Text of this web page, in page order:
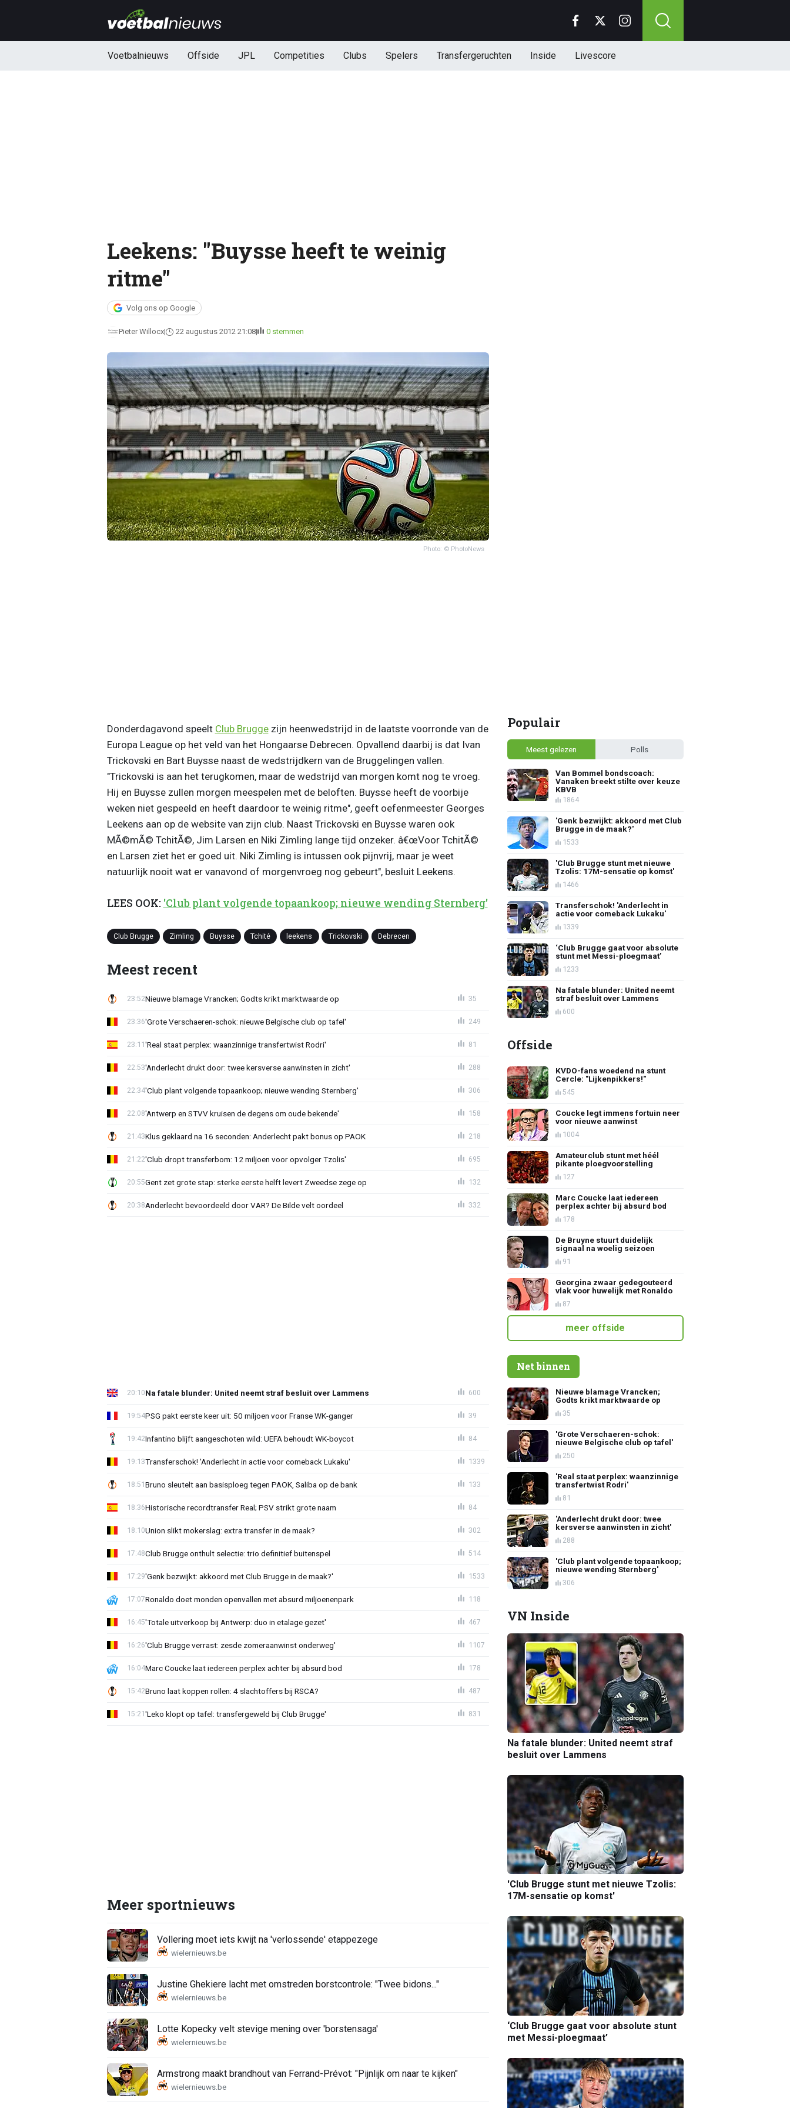
Voetbalnieuws Offside JPL Competities Clubs Spelers Transfergeruchten Inside Livescore
Leekens: "Buysse heeft te weinig
ritme"
Volg ons op Google
Pieter Willocx 22 augustus 2012 21:08 0 stemmen
Photo: © PhotoNews
Donderdagavond speelt Club Bruggezijn heenwedstrijd in de laatste voorronde van de
Europa League op het veld van het Hongaarse Debrecen. Opvallend daarbij is dat Ivan
Trickovski en Bart Buysse naast de wedstrijdkern van de Bruggelingen vallen.
"Trickovski is aan het terugkomen, maar de wedstrijd van morgen komt nog te vroeg.
Hij en Buysse zullen morgen meespelen met de beloften. Buysse heeft de voorbije
weken niet gespeeld en heeft daardoor te weinig ritme", geeft oefenmeester Georges
Leekens aan op de website van zijn club. Naast Trickovski en Buysse waren ook
MÃ©mÃ© TchitÃ©, Jim Larsen en Niki Zimling lange tijd onzeker. â€œVoor TchitÃ©
en Larsen ziet het er goed uit. Niki Zimling is intussen ook pijnvrij, maar je weet
natuurlijk nooit wat er vanavond of morgenvroeg nog gebeurt", besluit Leekens.
LEES OOK: 'Club plant volgende topaankoop; nieuwe wending Sternberg'
Club Brugge Zimling Buysse Tchité leekens Trickovski Debrecen
Meest recent
Nieuwe blamage Vrancken; Godts krikt marktwaarde op
23:52 35
'Grote Verschaeren-schok: nieuwe Belgische club op tafel'
23:36 249
'Real staat perplex: waanzinnige transfertwist Rodri'
23:11 81
'Anderlecht drukt door: twee kersverse aanwinsten in zicht'
22:53 288
'Club plant volgende topaankoop; nieuwe wending Sternberg'
22:34 306
'Antwerp en STVV kruisen de degens om oude bekende'
22:08 158
Klus geklaard na 16 seconden: Anderlecht pakt bonus op PAOK
21:43 218
'Club dropt transferbom: 12 miljoen voor opvolger Tzolis'
21:22 695
Gent zet grote stap: sterke eerste helft levert Zweedse zege op
20:55 132
Anderlecht bevoordeeld door VAR? De Bilde velt oordeel
20:38 332
Na fatale blunder: United neemt straf besluit over Lammens
20:10 600
PSG pakt eerste keer uit: 50 miljoen voor Franse WK-ganger
19:54 39
Infantino blijft aangeschoten wild: UEFA behoudt WK-boycot
19:42 84
Transferschok! 'Anderlecht in actie voor comeback Lukaku'
19:13 1339
Bruno sleutelt aan basisploeg tegen PAOK, Saliba op de bank
18:51 133
Historische recordtransfer Real; PSV strikt grote naam
18:36 84
Union slikt mokerslag: extra transfer in de maak?
18:10 302
Club Brugge onthult selectie: trio definitief buitenspel
17:48 514
'Genk bezwijkt: akkoord met Club Brugge in de maak?'
17:29 1533
Ronaldo doet monden openvallen met absurd miljoenenpark
17:07 118
'Totale uitverkoop bij Antwerp: duo in etalage gezet'
16:45 467
'Club Brugge verrast: zesde zomeraanwinst onderweg'
16:26 1107
Marc Coucke laat iedereen perplex achter bij absurd bod
16:04 178
Bruno laat koppen rollen: 4 slachtoffers bij RSCA?
15:42 487
'Leko klopt op tafel: transfergeweld bij Club Brugge'
15:21 831
Meer sportnieuws
Vollering moet iets kwijt na 'verlossende' etappezege
Justine Ghekiere lacht met omstreden borstcontrole: "Twee bidons..."
Lotte Kopecky velt stevige mening over 'borstensaga'
Armstrong maakt brandhout van Ferrand-Prévot: "Pijnlijk om naar te kijken"
Populair
Meest gelezen Polls
Van Bommel bondscoach:
Vanaken breekt stilte over keuze
KBVB
1864
'Genk bezwijkt: akkoord met Club
Brugge in de maak?'
1533
'Club Brugge stunt met nieuwe
Tzolis: 17M-sensatie op komst'
1466
Transferschok! 'Anderlecht in
actie voor comeback Lukaku'
1339
‘Club Brugge gaat voor absolute
stunt met Messi-ploegmaat’
1233
Na fatale blunder: United neemt
straf besluit over Lammens
600
Offside
KVDO-fans woedend na stunt
Cercle: "Lijkenpikkers!"
545
Coucke legt immens fortuin neer
voor nieuwe aanwinst
1004
Amateurclub stunt met héél
pikante ploegvoorstelling
127
Marc Coucke laat iedereen
perplex achter bij absurd bod
178
De Bruyne stuurt duidelijk
signaal na woelig seizoen
91
Georgina zwaar gedegouteerd
vlak voor huwelijk met Ronaldo
87
meer offside
Net binnen
Nieuwe blamage Vrancken;
Godts krikt marktwaarde op
35
'Grote Verschaeren-schok:
nieuwe Belgische club op tafel'
250
'Real staat perplex: waanzinnige
transfertwist Rodri'
81
'Anderlecht drukt door: twee
kersverse aanwinsten in zicht'
288
'Club plant volgende topaankoop;
nieuwe wending Sternberg'
306
VN Inside
Na fatale blunder: United neemt straf
besluit over Lammens
'Club Brugge stunt met nieuwe Tzolis:
17M-sensatie op komst'
‘Club Brugge gaat voor absolute stunt
met Messi-ploegmaat’